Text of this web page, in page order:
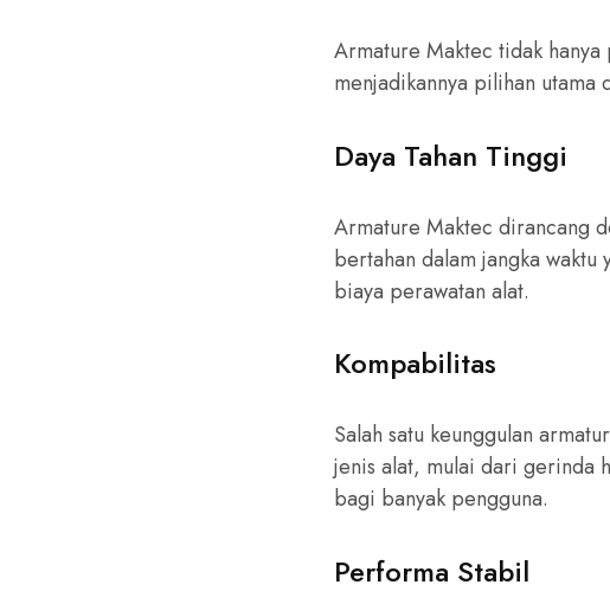
Armature Maktec tidak
menjadikannya pilihan
Daya Tahan Tinggi
Armature Maktec dirancang
bertahan dalam jangka
biaya perawatan alat.
Kompabilitas
Salah satu keunggulan
jenis alat, mulai dari gerinda
bagi banyak pengguna.
Performa Stabil